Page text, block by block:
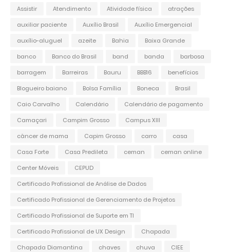
Assistir Atendimento Atividade física
atrações
auxiliar paciente
Auxílio Brasil
Auxílio Emergencial
auxílio-aluguel
azeite Bahia
Baixa Grande
banco
Banco do Brasil band banda
barbosa
barragem
Barreiras Bauru BBB16
benefícios
Blogueiro baiano
Bolsa Família Boneca
Brasil
Caio Carvalho
Calendário
Calendário de pagamento
Camaçari
Campim Grosso
Campus XIII
câncer de mama
Capim Grosso carro
casa
Casa Forte
Casa Predileta ceman
ceman online
Center Móveis
CEPUD
Certificado Profissional de Análise de Dados
Certificado Profissional de Gerenciamento de Projetos
Certificado Profissional de Suporte em TI
Certificado Profissional de UX Design
Chapada
Chapada Diamantina
chaves chuva
CIEE